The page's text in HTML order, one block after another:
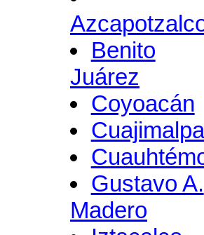
Benito
Juárez
Coyoacán
Cuajimalpa
Gustavo A.
Madero